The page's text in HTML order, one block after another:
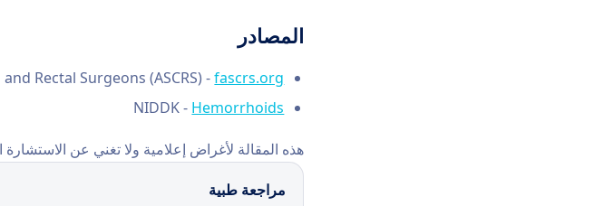
المصادر
Rectal Surgeons (ASCRS) -fascrs.org
NIDDK - Hemorrhoids
هذه المقالة لأغراض إعلامية ولا تغني عن
مراجعة طبية